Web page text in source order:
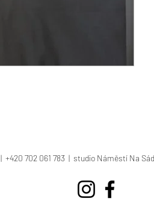
| +420 702 061 783 | studio Náměstí Na